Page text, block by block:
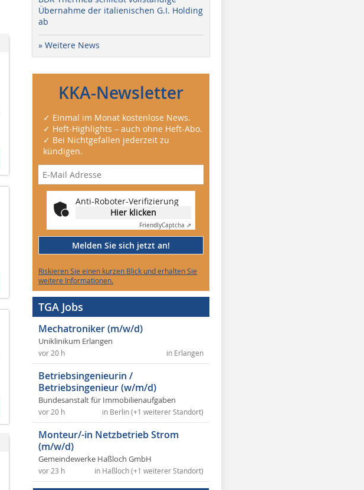
Übernahme der italienischen G.I. Holding
ab
» Weitere News
KKA-Newsletter
✓ Einmal im Monat kostenlose News.
✓ Heft-Highlights – auch ohne Heft-Abo.
✓ Bei Nichtgefallen jederzeit zu
kündigen.
Anti-Roboter-Verifizierung
Hier klicken
FriendlyCaptcha ⇗
Melden Sie sich jetzt an!
Riskieren Sie einen kurzen Blick und erhalten Sie
weitere Informationen.
TGA Jobs
Mechatroniker (m/w/d)
Uniklinikum Erlangen
in Erlangen
vor 20 h
Betriebsingenieurin /
Betriebsingenieur (w/m/d)
Bundesanstalt für Immobilienaufgaben
in Berlin (+1 weiterer Standort)
vor 20 h
Monteur/-in Netzbetrieb Strom
(m/w/d)
Gemeindewerke Haßloch GmbH
in Haßloch (+1 weiterer Standort)
vor 23 h